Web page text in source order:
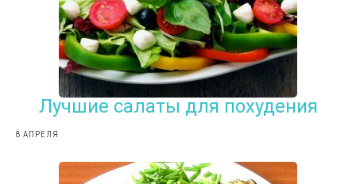
Лучшие салаты для похудения
8 АПРЕЛЯ